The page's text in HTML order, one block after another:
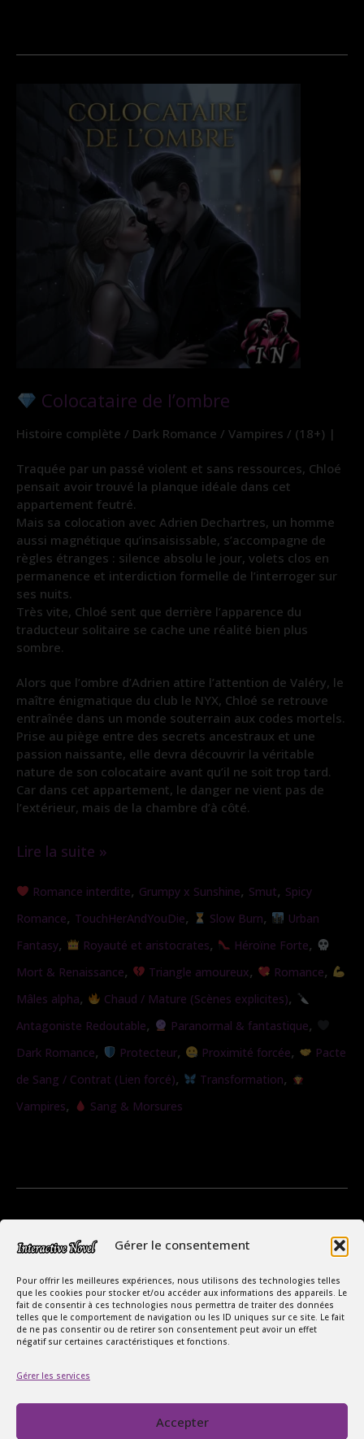
Gérer le consentement
Pour offrir les meilleures expériences, nous utilisons des technologies telles
que les cookies pour stocker et/ou accéder aux informations des appareils. Le
fait de consentir à ces technologies nous permettra de traiter des données
telles que le comportement de navigation ou les ID uniques sur ce site. Le fait
de ne pas consentir ou de retirer son consentement peut avoir un effet
négatif sur certaines caractéristiques et fonctions.
Gérer les services
Accepter
Colocataire de l’ombre
Histoire complète / Dark Romance / Vampires / (18+) |
Traquée par un passé violent et sans ressources, Chloé
pensait avoir trouvé la planque idéale dans cet
appartement feutré.
Mais sa colocation avec Adrien Dechartres, un homme
aussi magnétique qu’insaisissable, s’accompagne de
règles étranges : silence absolu le jour, volets clos en
permanence et interdiction formelle de l’interroger sur
ses nuits.
Très vite, Chloé sent que derrière l’apparence du
traducteur solitaire se cache une réalité bien plus
sombre.
Alors que l’ombre d’Adrien attire l’attention de Valéry, le
maître énigmatique du club le NYX, Chloé se retrouve
entraînée dans un monde souterrain aux codes mortels.
Prise au piège entre des secrets ancestraux et une
passion naissante, elle devra découvrir la véritable
nature de son colocataire avant qu’il ne soit trop tard.
Car dans cet appartement, le danger ne vient pas de
l’extérieur, mais de la chambre d’à côté.
Lire la suite »
Romance interdite, Grumpy x Sunshine, Smut, Spicy
Romance, TouchHerAndYouDie, Slow Burn,
Urban
Fantasy, Royauté et aristocrates, Héroïne Forte,
Mort & Renaissance, Triangle amoureux, Romance,
Mâles alpha, Chaud / Mature (Scènes explicites),
Antagoniste Redoutable, Paranormal & fantastique,
Dark Romance, Protecteur, Proximité forcée,
Pacte
de Sang / Contrat (Lien forcé), Transformation,
Vampires, Sang & Morsures
Copyright Interactive Novel © 2026
Le Monde Captivant des Romances